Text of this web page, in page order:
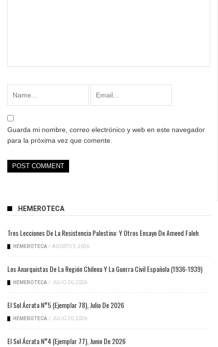
Guarda mi nombre, correo electrónico y web en este navegador
para la próxima vez que comente.
HEMEROTECA
Tres Lecciones De La Resistencia Palestina: Y Otros Ensayo De Ameed Faleh
HEMEROTECA / AGOSTO 5, 2026
Los Anarquistas De La Región Chilena Y La Guerra Civil Española (1936-1939)
HEMEROTECA / JULIO 20, 2026
El Sol Ácrata N°5 (ejemplar 78), Julio De 2026
HEMEROTECA / JULIO 20, 2026
El Sol Ácrata N°4 (ejemplar 77), Junio De 2026